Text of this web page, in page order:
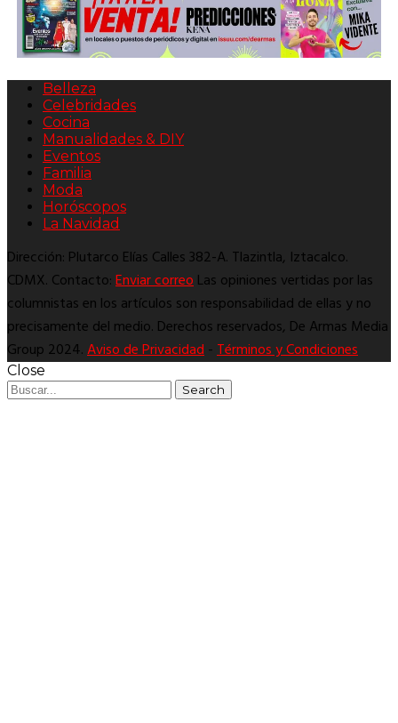
Belleza
Celebridades
Cocina
Manualidades & DIY
Eventos
Familia
Moda
Horóscopos
La Navidad
Dirección: Plutarco Elías Calles 382-A. Tlazintla, Iztacalco.
CDMX. Contacto:Enviar correoLas opiniones vertidas por las
columnistas en los artículos son responsabilidad de ellas y no
precisamente del medio. Derechos reservados, De Armas Media
Group 2024.Aviso de Privacidad-Términos y Condiciones
Close